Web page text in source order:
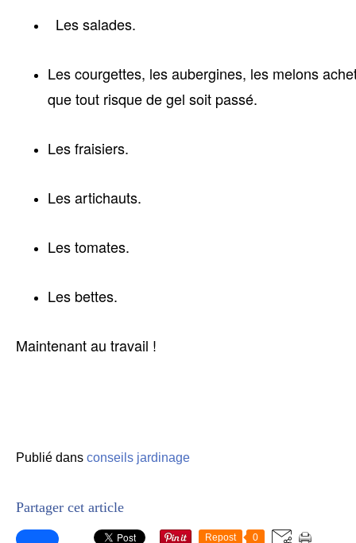
Les salades.
Les courgettes, les aubergines, les melons
que tout risque de gel soit passé.
Les fraisiers.
Les artichauts.
Les tomates.
Les bettes.
​Maintenant au travail !
Publié dans conseils jardinage
Partager cet article
Repost 0